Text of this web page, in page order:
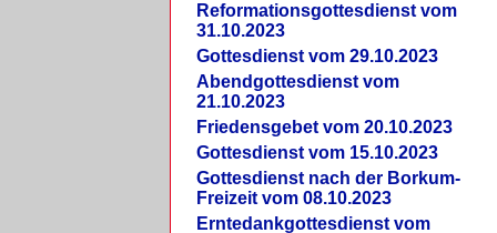
Reformationsgottesdienst vom
31.10.2023
Gottesdienst vom 29.10.2023
Abendgottesdienst vom
21.10.2023
Friedensgebet vom 20.10.2023
Gottesdienst vom 15.10.2023
Gottesdienst nach der Borkum-
Freizeit vom 08.10.2023
Erntedankgottesdienst vom